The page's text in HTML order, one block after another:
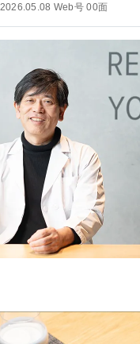
2026.05.08 Web号 00面